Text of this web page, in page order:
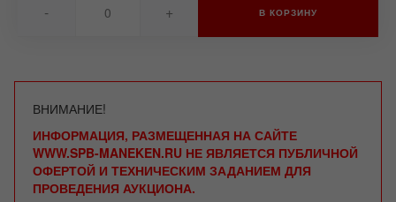
- + В КОРЗИНУ
ВНИМАНИЕ!
ИНФОРМАЦИЯ, РАЗМЕЩЕННАЯ НА САЙТЕ
WWW.SPB-MANEKEN.RU НЕ ЯВЛЯЕТСЯ ПУБЛИЧНОЙ
ОФЕРТОЙ И ТЕХНИЧЕСКИМ ЗАДАНИЕМ ДЛЯ
ПРОВЕДЕНИЯ АУКЦИОНА.